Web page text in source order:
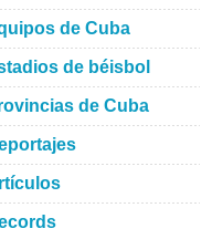
de Cuba
de béisbol
de Cuba